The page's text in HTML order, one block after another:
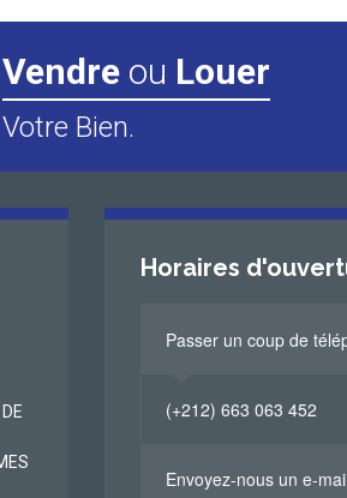
Vendre ou Louer
Votre Bien.
Horaires
Passer un coup de
(+212) 663 063 452
Envoyez-nous un e-mail